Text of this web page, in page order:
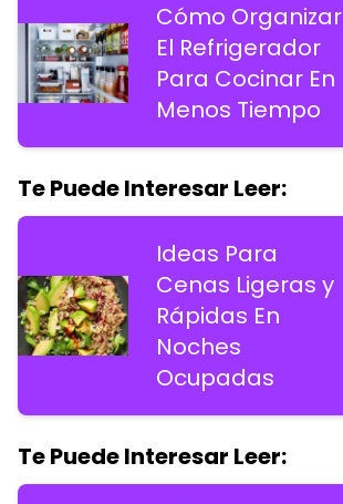
Cómo Organizar
El Refrigerador
Para Cocinar En
Menos Tiempo
Te Puede Interesar Leer:
Ideas Para
Cenas Ligeras y
Rápidas En
Noches
Ocupadas
Te Puede Interesar Leer: